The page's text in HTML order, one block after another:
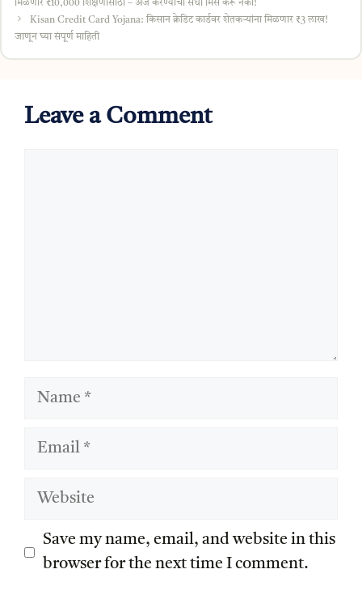
मिळणार ₹10,000 शिक्षणासाठी – अर्ज करण्याची संधी मिस करू नका!
Kisan Credit Card Yojana: किसान क्रेडिट कार्डवर शेतकऱ्यांना मिळणार ₹3 लाख!
जाणून घ्या संपूर्ण माहिती
Leave a Comment
Name
Email
Website
Save my name, email, and website in this
browser for the next time I comment.